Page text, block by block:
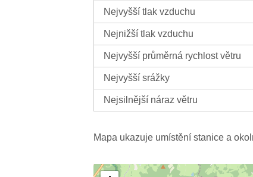
Nejvyšší tlak vzduchu
Nejnižší tlak vzduchu
Nejvyšší průměrná rychlost větru
Nejvyšší srážky
Nejsilnější náraz větru
Mapa ukazuje umístění stanice a